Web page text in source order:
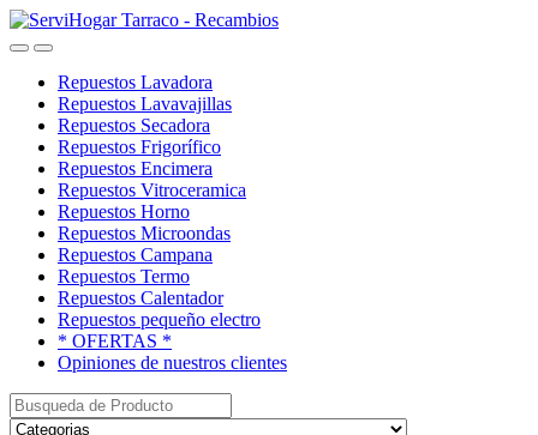
Saltar
a
saltar
al
OpenClose
Repuestos Lavadora
Repuestos Lavavajillas
Repuestos Secadora
Repuestos Frigorífico
Repuestos Encimera
Repuestos Vitroceramica
Repuestos Horno
Repuestos Microondas
Repuestos Campana
Repuestos Termo
Repuestos Calentador
Repuestos pequeño electro
* OFERTAS *
Opiniones de nuestros clientes
Buscar: